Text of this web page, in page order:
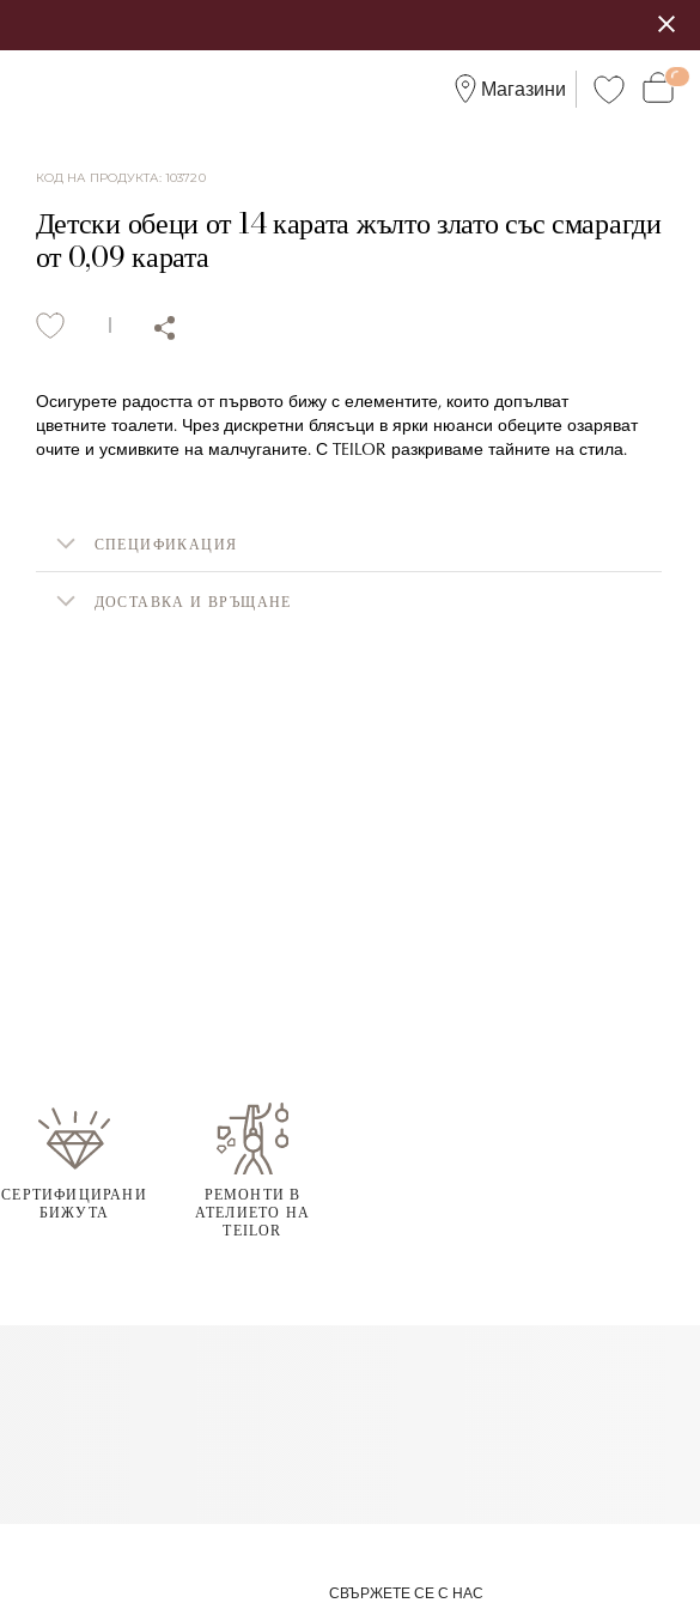
Магазини
КОД НА ПРОДУКТА: 103720
Детски обеци от 14 карата жълто злато със смарагди
от 0,09 карата
Осигурете радостта от първото бижу с елементите, които допълват
цветните тоалети. Чрез дискретни блясъци в ярки нюанси обеците озаряват
очите и усмивките на малчуганите. С TEILOR разкриваме тайните на стила.
СПЕЦИФИКАЦИЯ
ДОСТАВКА И ВРЪЩАНЕ
СЕРТИФИЦИРАНИ
БИЖУТА
РЕМОНТИ В
АТЕЛИЕТО НА
TEILOR
СВЪРЖЕТЕ СЕ С НАС